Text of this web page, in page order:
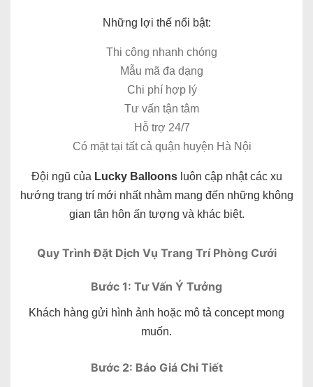
Những lợi thế nổi bật:
Thi công nhanh chóng
Mẫu mã đa dạng
Chi phí hợp lý
Tư vấn tận tâm
Hỗ trợ 24/7
Có mặt tại tất cả quận huyện Hà Nội
Đội ngũ của Lucky Balloonsluôn cập nhật các xu
hướng trang trí mới nhất nhằm mang đến những không
gian tân hôn ấn tượng và khác biệt.
Quy Trình Đặt Dịch Vụ Trang Trí Phòng Cưới
Bước 1: Tư Vấn Ý Tưởng
Khách hàng gửi hình ảnh hoặc mô tả concept mong
muốn.
Bước 2: Báo Giá Chi Tiết